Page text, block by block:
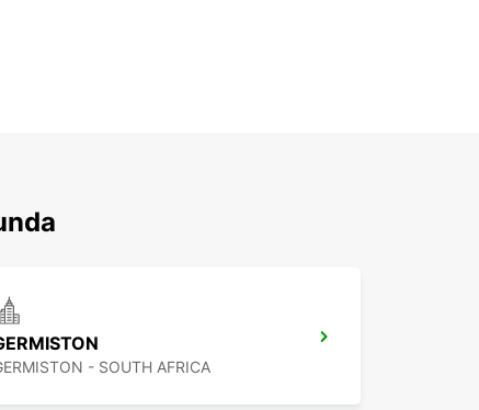
- SOUTH AFRICA